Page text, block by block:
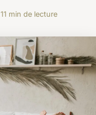
11 min de lecture